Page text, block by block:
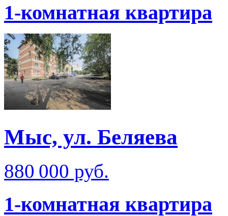
1-комнатная квартира
Мыс, ул. Беляева
880 000 руб.
1-комнатная квартира